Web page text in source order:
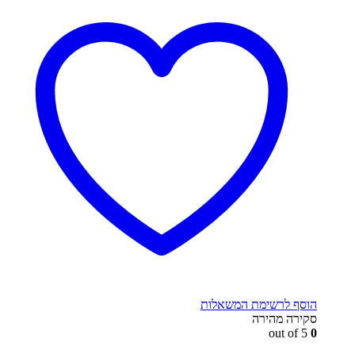
הוסף לרשימת המשאלות
סקירה מהירה
0